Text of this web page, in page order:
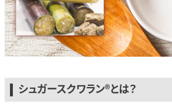
シュガースクワラン®とは？